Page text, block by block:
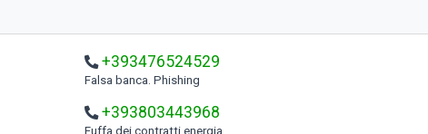
+393476524529
Falsa banca. Phishing
+393803443968
Fuffa dei contratti energia